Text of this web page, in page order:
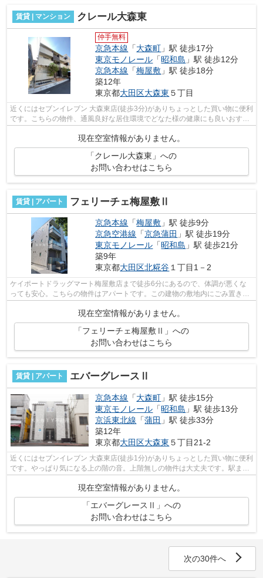
賃貸 | マンション クレール大森東
仲手無料
京急本線 「大森町 」駅 徒歩17分
東京モノレール 「昭和島 」駅 徒歩12分
京急本線 「梅屋敷 」駅 徒歩18分
築12年
東京都大田区大森東 ５丁目
近くにはセブンイレブン 大森東店(徒歩3分)がありちょっとした買い物に便利
です。こちらの物件、通風良好な居住環境でどなた様の健康にも良いおすす
現在空室情報がありません。
「クレール大森東」への
お問い合わせはこちら
賃貸 | アパート フェリーチェ梅屋敷Ⅱ
京急本線 「梅屋敷 」駅 徒歩9分
京急空港線 「京急蒲田 」駅 徒歩19分
東京モノレール 「昭和島 」駅 徒歩21分
築9年
東京都大田区北糀谷 １丁目1－2
ケイポートドラッグマート梅屋敷店まで徒歩6分にあるので、体調が悪くな
っても安心。こちらの物件はアパートです。この建物の敷地内にごみ置き場
があります。こちらは初期費用をカード...
現在空室情報がありません。
「フェリーチェ梅屋敷Ⅱ」への
お問い合わせはこちら
賃貸 | アパート エバーグレースⅡ
京急本線 「大森町 」駅 徒歩15分
東京モノレール 「昭和島 」駅 徒歩13分
京浜東北線 「蒲田 」駅 徒歩33分
築12年
東京都大田区大森東 ５丁目21-2
近くにはセブンイレブン 大森東店(徒歩1分)がありちょっとした買い物に便利
です。やっぱり気になる上の階の音。上階無しの物件は大丈夫です。駅まで
現在空室情報がありません。
「エバーグレースⅡ」への
お問い合わせはこちら
次の30件へ